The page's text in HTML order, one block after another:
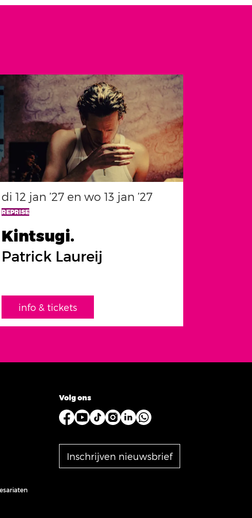
Kintsugi.
Patrick Laureij
REPRISE
di 12 jan ’27 en wo 13 jan ’27
info & tickets
Volg ons
Inschrijven nieuwsbrief